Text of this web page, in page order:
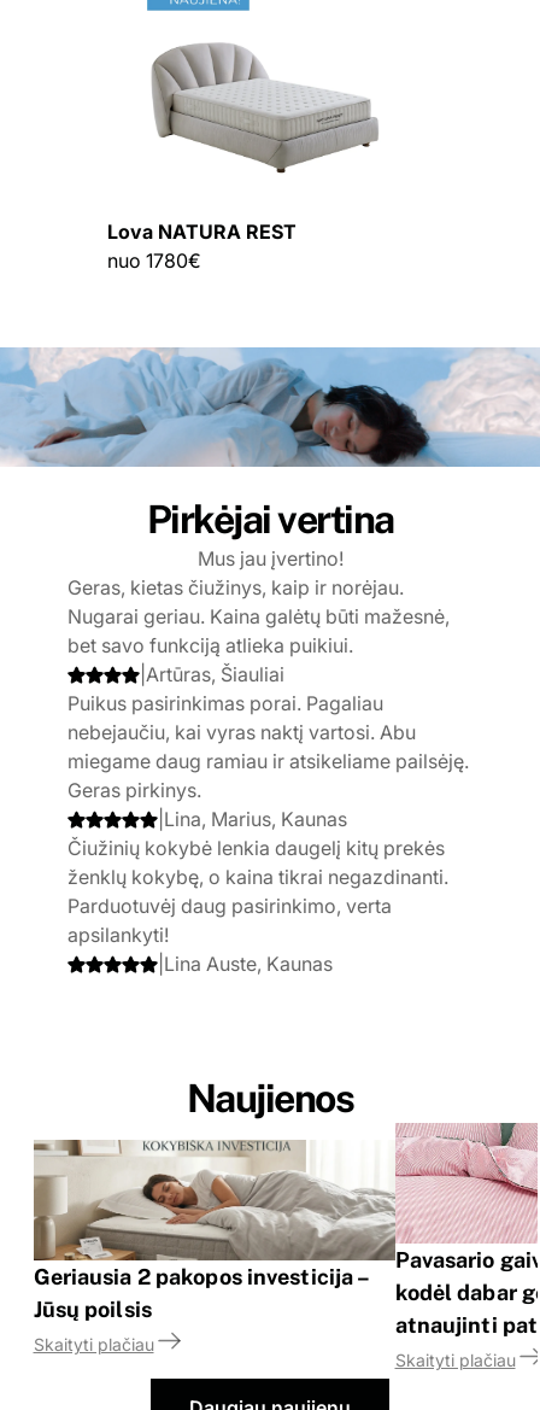
Lova NATURA REST
nuo 1780€
Pirkėjai vertina
Mus jau įvertino!
Geras, kietas čiužinys, kaip ir norėjau.
Nugarai geriau. Kaina galėtų būti mažesnė,
bet savo funkciją atlieka puikiui.
Artūras, Šiauliai
Puikus pasirinkimas porai. Pagaliau
nebejaučiu, kai vyras naktį vartosi. Abu
miegame daug ramiau ir atsikeliame pailsėję.
Geras pirkinys.
Lina, Marius, Kaunas
Čiužinių kokybė lenkia daugelį kitų prekės
ženklų kokybę, o kaina tikrai negazdinanti.
Parduotuvėj daug pasirinkimo, verta
apsilankyti!
Lina Auste, Kaunas
Naujienos
Geriausia 2 pakopos investicija –
Jūsų poilsis
Skaityti plačiau
Pavasario
kodėl dabar
atnaujinti
Skaityti plačiau